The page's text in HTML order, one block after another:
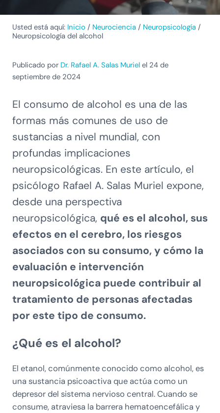
Usted está aquí: Inicio / Neurociencia / Neuropsicología /
Neuropsicología del alcohol
Publicado por Dr. Rafael A. Salas Murielel 24 de
septiembre de 2024
El consumo de alcohol es una de las
formas más comunes de uso de
sustancias a nivel mundial, con
profundas implicaciones
neuropsicológicas. En este artículo, el
psicólogo Rafael A. Salas Muriel expone,
desde una perspectiva
neuropsicológica, qué es el alcohol, sus
efectos en el cerebro, los riesgos
asociados con su consumo, y cómo la
evaluación e intervención
neuropsicológica puede contribuir al
tratamiento de personas afectadas
por este tipo de consumo.
¿Qué es el alcohol?
El etanol, comúnmente conocido como alcohol, es
una sustancia psicoactiva que actúa como un
depresor del sistema nervioso central. Cuando se
consume, atraviesa la barrera hematoencefálica y